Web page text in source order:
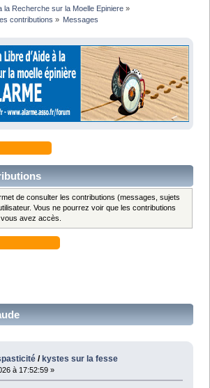
la Recherche sur la Moelle Epiniere »
contributions » Messages
de consulter les contributions (messages, sujets
Vous ne pourrez voir que les contributions
avez accès.
/kystes sur la fesse
à 17:52:59 »